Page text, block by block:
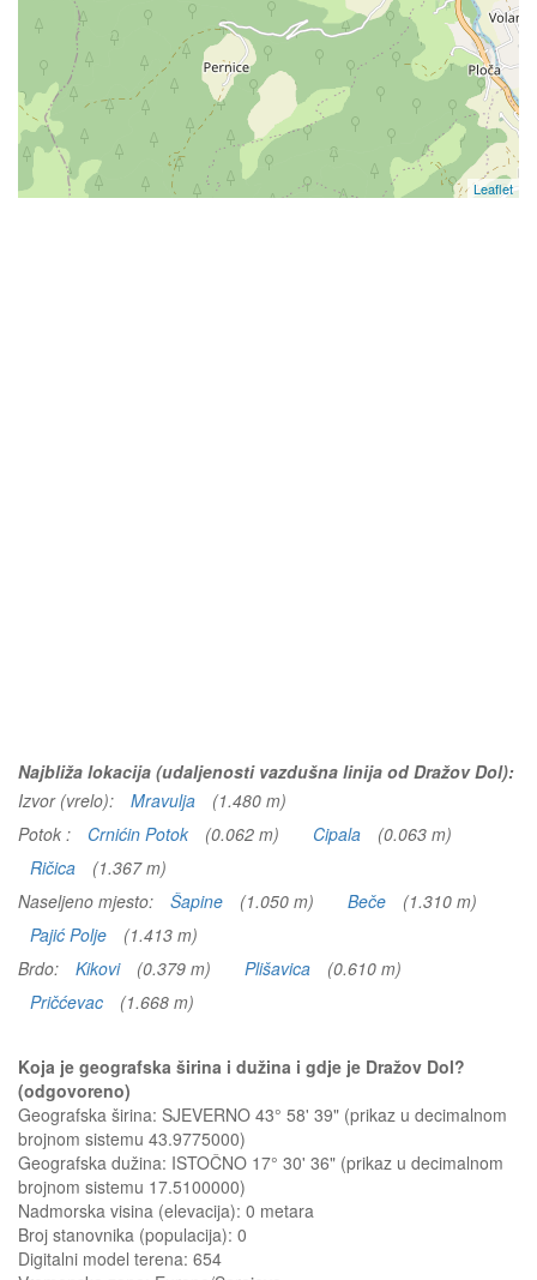
Leaflet
Najbliža lokacija (udaljenosti vazdušna linija od Dražov Dol):
Izvor (vrelo):
Mravulja
(1.480 m)
Potok :
Crnićin Potok (0.062 m) Cipala
(0.063 m)
Ričica
(1.367 m)
Naseljeno mjesto:
Šapine (1.050 m) Beče
(1.310 m)
Pajić Polje
(1.413 m)
Brdo:
Kikovi (0.379 m) Plišavica
(0.610 m)
Pričćevac
(1.668 m)
Koja je geografska širina i dužina i gdje je Dražov Dol?
(odgovoreno)
Geografska širina: SJEVERNO 43° 58' 39" (prikaz u decimalnom
brojnom sistemu 43.9775000)
Geografska dužina: ISTOČNO 17° 30' 36" (prikaz u decimalnom
brojnom sistemu 17.5100000)
Nadmorska visina (elevacija): 0 metara
Broj stanovnika (populacija): 0
Digitalni model terena: 654